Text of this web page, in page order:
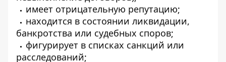
имеет отрицательную репутацию;
находится в состоянии ликвидации,
банкротства или судебных споров;
фигурирует в списках санкций или
расследований;